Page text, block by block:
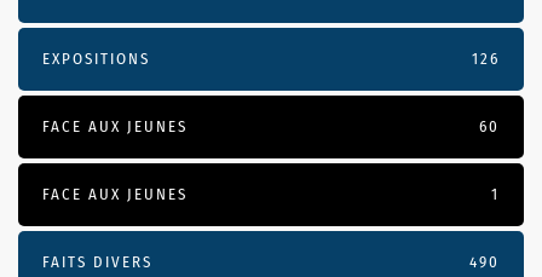
EXPOSITIONS 126
FACE AUX JEUNES 60
FACE AUX JEUNES 1
FAITS DIVERS 490